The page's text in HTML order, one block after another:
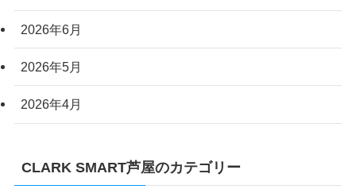
2026年6月
2026年5月
2026年4月
CLARK SMART芦屋のカテゴリー